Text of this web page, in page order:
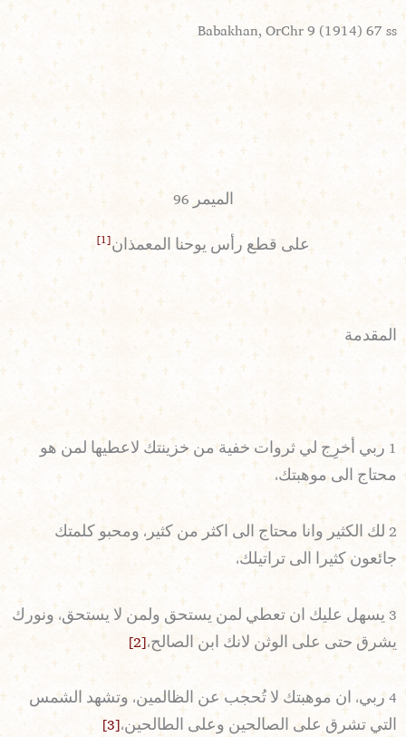
Babakhan, OrChr 9 (1914) 67 ss
الميمر 96
على قطع رأس يوحنا المعمذان[1]
المقدمة
1 ربي أخرِج لي ثروات خفية من خزينتك لاعطيها لمن هو
محتاج الى موهبتك،
2 لك الكثير وانا محتاج الى اكثر من كثير، ومحبو كلمتك
جائعون كثيرا الى تراتيلك،
3 يسهل عليك ان تعطي لمن يستحق ولمن لا يستحق، ونورك
يشرق حتى على الوثن لانك ابن الصالح،[2]
4 ربي، ان موهبتك لا تُحجب عن الظالمين، وتشهد الشمس
التي تشرق على الصالحين وعلى الطالحين، [3]